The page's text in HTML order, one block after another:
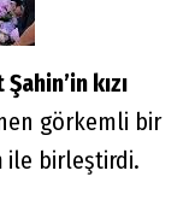
kızı
görkemli bir
ile birleştirdi.